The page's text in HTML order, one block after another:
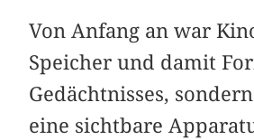
Von Anfang an war
Speicher und damit
Gedächtnisses,
eine sichtbare